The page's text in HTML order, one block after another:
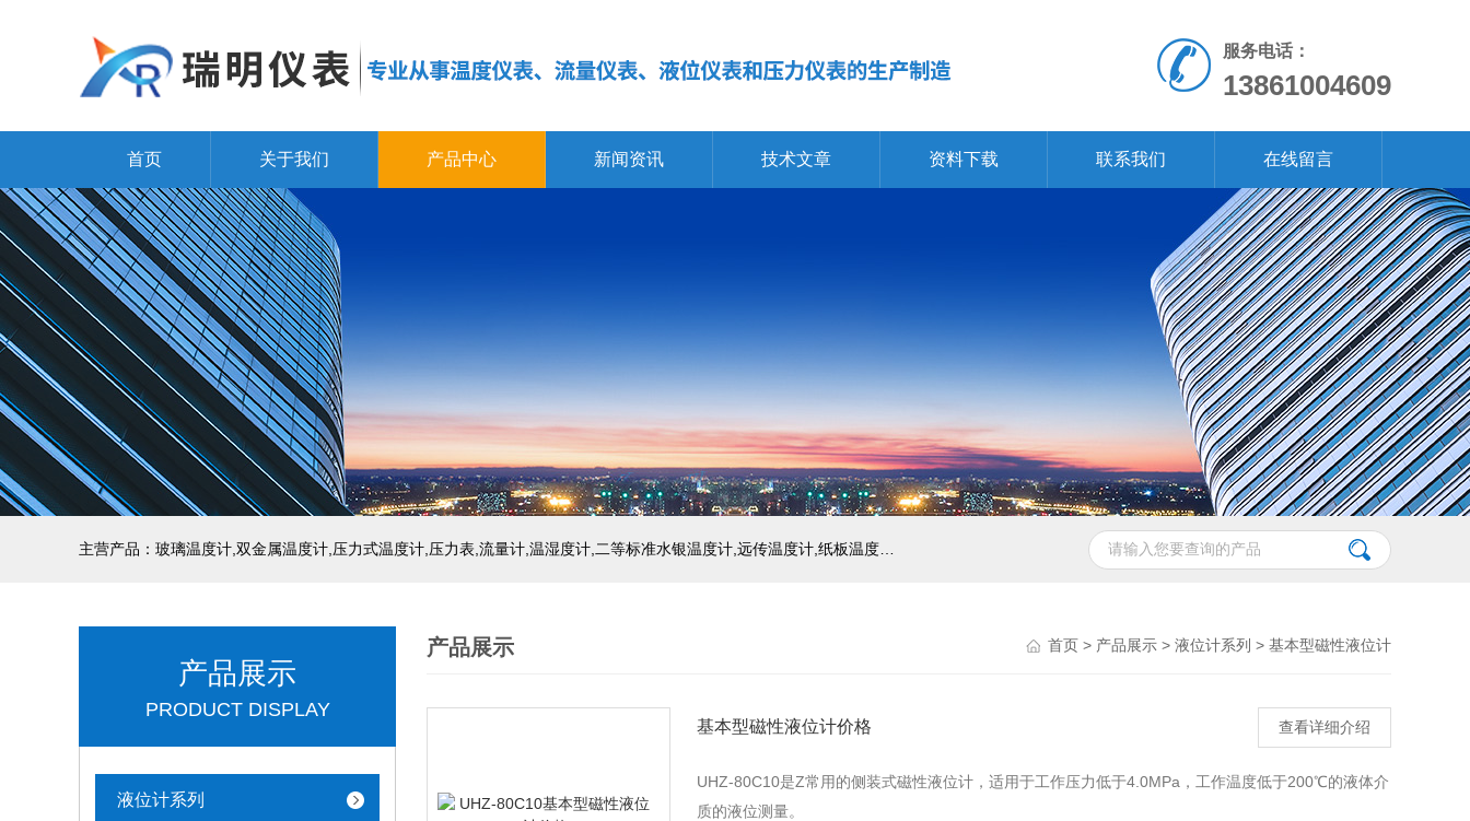
服务电话：
13861004609
首页 关于我们 产品中心 新闻资讯 技术文章 资料下载 联系我们 在线留言
产品展示
PRODUCT DISPLAY
液位计系列
产品展示 首页 > 产品展示 > 液位计系列 > 基本型磁性液位计
基本型磁性液位计价格 查看详细介绍
UHZ-80C10是Z常用的侧装式磁性液位计，适用于工作压力低于4.0MPa，工作温度低于200℃的液体介
质的液位测量。